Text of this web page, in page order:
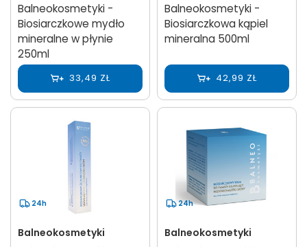
Balneokosmetyki -
Biosiarczkowe mydło
mineralne w płynie
250ml
33,49 ZŁ
Balneokosmetyki -
Biosiarczkowa kąpiel
mineralna 500ml
42,99 ZŁ
24h
Balneokosmetyki
24h
Balneokosmetyki